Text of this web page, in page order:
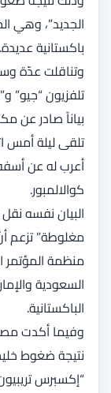
الجديد”، وهي
باكستانية عديدة.
وتناقلت عدّة
تلفزيون “جيو”
بياناً صادر عن
تلقى ليلة أمس
أعرب له عن
كوالالمبور.
البيان نفسه
مغلوطة” تزعم
منظمة المؤتمر
السعودية
الباكستانية.
وفيما أكدت
نتيجة ضغوط
“إكسبرس